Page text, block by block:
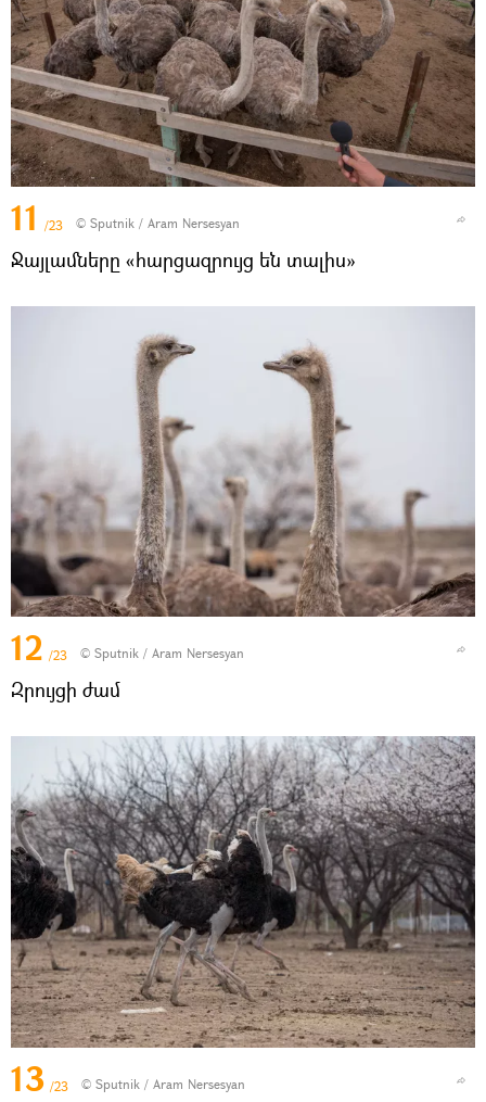
11 /23 © Sputnik / Aram Nersesyan
Ջայլամները «հարցազրույց են տալիս»
12 /23 © Sputnik / Aram Nersesyan
Զրույցի ժամ
13 /23 © Sputnik / Aram Nersesyan